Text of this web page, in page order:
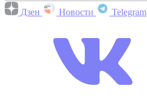
Дзен Новости Telegram